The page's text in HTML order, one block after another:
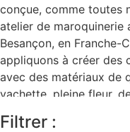
conçue, comme toutes
atelier de maroquinerie
Besançon, en Franche-
appliquons à créer des
avec des matériaux de
vachette, pleine fleur,
jaune moutarde sont
Filtrer :